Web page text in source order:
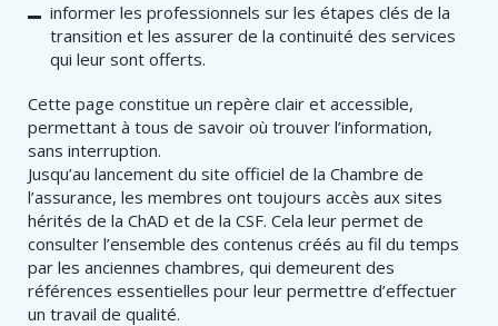
informer les professionnels sur les étapes clés de la
transition et les assurer de la continuité des services
qui leur sont offerts.
Cette page constitue un repère clair et accessible,
permettant à tous de savoir où trouver l’information,
sans interruption.
Jusqu’au lancement du site officiel de la Chambre de
l’assurance, les membres ont toujours accès aux sites
hérités de la ChAD et de la CSF. Cela leur permet de
consulter l’ensemble des contenus créés au fil du temps
par les anciennes chambres, qui demeurent des
références essentielles pour leur permettre d’effectuer
un travail de qualité.